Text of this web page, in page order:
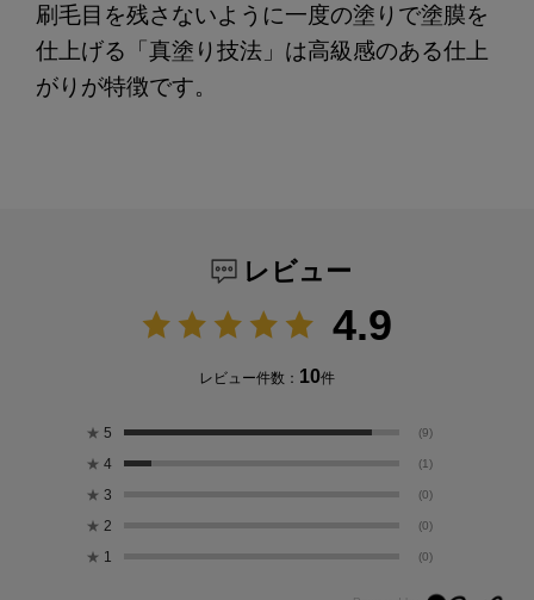
刷毛目を残さないように一度の塗りで塗膜を
仕上げる「真塗り技法」は高級感のある仕上
がりが特徴です。
レビュー
4.9
レビュー件数： 10件
★ 5 (9)
★ 4 (1)
★ 3 (0)
★ 2 (0)
★ 1 (0)